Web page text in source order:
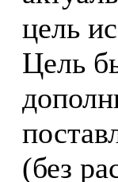
цель
Цель
(без